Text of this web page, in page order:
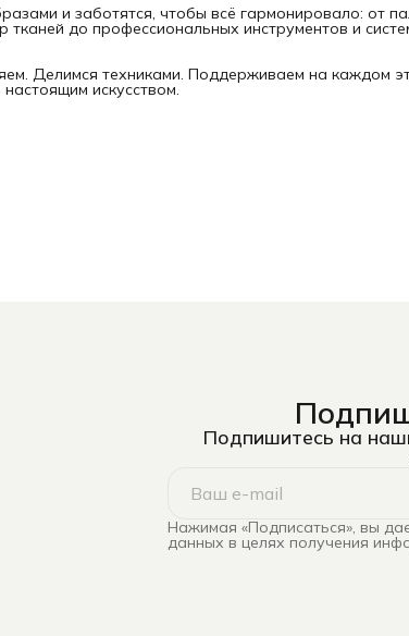
и заботятся, чтобы всё гармонировало: от
тканей до профессиональных инструментов и
Делимся техниками. Поддерживаем на каждом
искусством.
Подпишитесь на
Нажимая «Подписаться», вы
данных в целях получения